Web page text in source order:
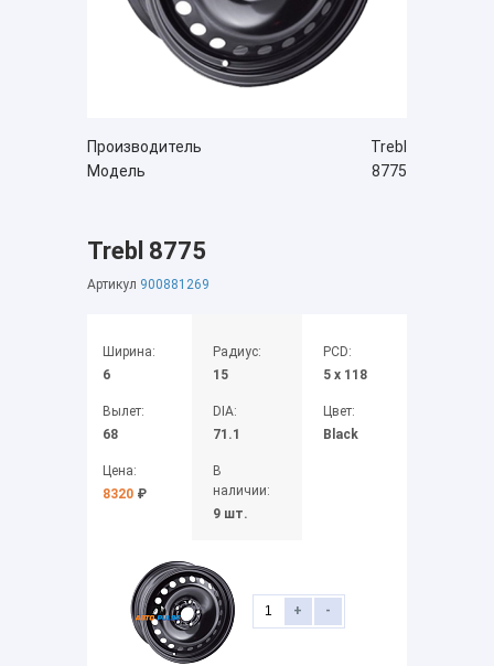
Производитель
Trebl
Модель
8775
Trebl 8775
Артикул 900881269
Ширина:
6
Вылет:
68
Цена:
8320 ₽
Радиус:
15
DIA:
71.1
В
наличии:
9 шт.
PCD:
5 x 118
Цвет:
Black
+ -